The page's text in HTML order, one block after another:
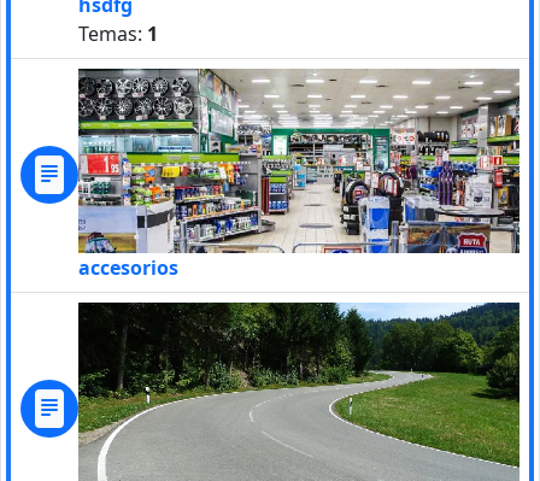
Temas: 1
accesorios